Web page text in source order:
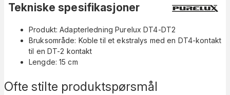
Ofte stilte produktspørsmål
Tekniske spesifikasjoner
Produkt: Adapterledning Purelux DT4-DT2
Bruksområde: Koble til et ekstralys med en DT4-kontakt
til en DT-2 kontakt
Lengde: 15 cm